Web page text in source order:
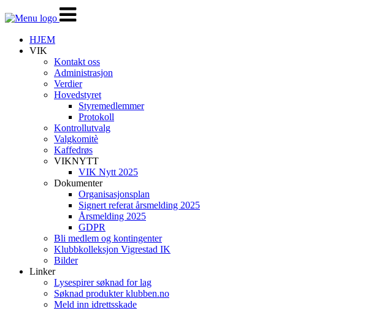
Veksle
navigasjon
HJEM
VIK
Kontakt oss
Administrasjon
Verdier
Hovedstyret
Styremedlemmer
Protokoll
Kontrollutvalg
Valgkomitè
Kaffedrøs
VIKNYTT
VIK Nytt 2025
Dokumenter
Organisasjonsplan
Signert referat årsmelding 2025
Årsmelding 2025
GDPR
Bli medlem og kontingenter
Klubbkolleksjon Vigrestad IK
Bilder
Linker
Lysespirer søknad for lag
Søknad produkter klubben.no
Meld inn idrettsskade